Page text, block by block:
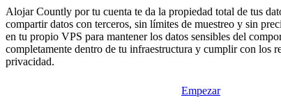
Alojar Countly por tu cuenta te da la propiedad total de tus
compartir datos con terceros, sin límites de muestreo y sin
en tu propio VPS para mantener los datos sensibles del
completamente dentro de tu infraestructura y cumplir con los
privacidad.
Empezar